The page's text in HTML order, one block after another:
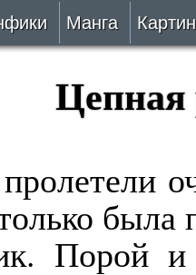
Сборники
Рецензии
На проверке
Манга
Цепная
была
Порой